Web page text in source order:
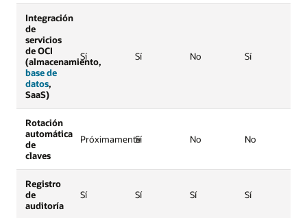
Integración
de
servicios
de OCI
(almacenamiento,
base de
datos,
SaaS)
Sí Sí No Sí
Rotación
automática
de
claves
Próximamente
Sí No No
Registro
de
auditoría
Sí Sí Sí Sí